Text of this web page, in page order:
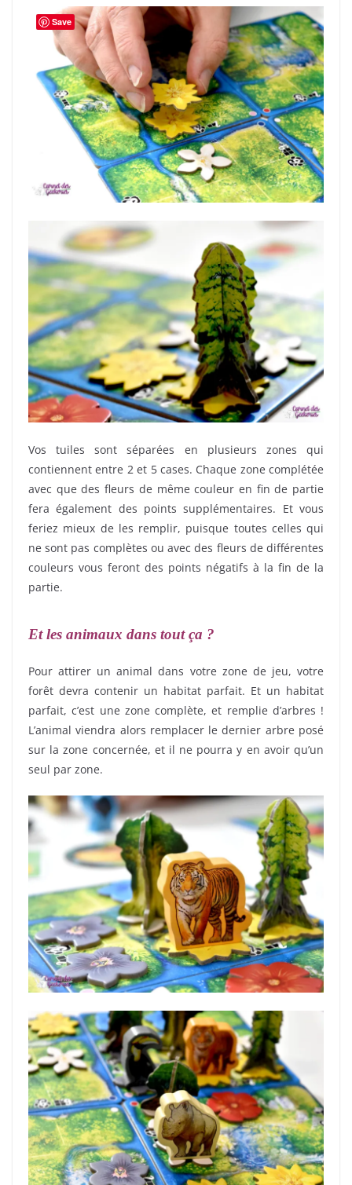
Vos tuiles sont séparées en plusieurs zones qui
contiennent entre 2 et 5 cases. Chaque zone complétée
avec que des fleurs de même couleur en fin de partie
fera également des points supplémentaires. Et vous
feriez mieux de les remplir, puisque toutes celles qui
ne sont pas complètes ou avec des fleurs de différentes
couleurs vous feront des points négatifs à la fin de la
partie.
Et les animaux dans tout ça ?
Pour attirer un animal dans votre zone de jeu, votre
forêt devra contenir un habitat parfait. Et un habitat
parfait, c’est une zone complète, et remplie d’arbres !
L’animal viendra alors remplacer le dernier arbre posé
sur la zone concernée, et il ne pourra y en avoir qu’un
seul par zone.
Save